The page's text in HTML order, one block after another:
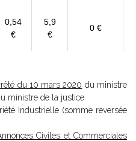
0,54
€
5,9
€
0 €
du 10 mars 2020 du ministre
ministre de la justice
Industrielle (somme reversée
Civiles et Commerciales